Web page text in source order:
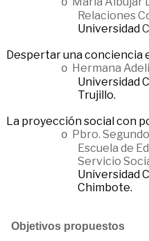
o
Relaciones
Universidad
Despertar una conciencia
o Hermana
Universidad
Trujillo.
La proyección social con
o Pbro.
Escuela de
Servicio
Universidad
Chimbote.
Objetivos propuestos